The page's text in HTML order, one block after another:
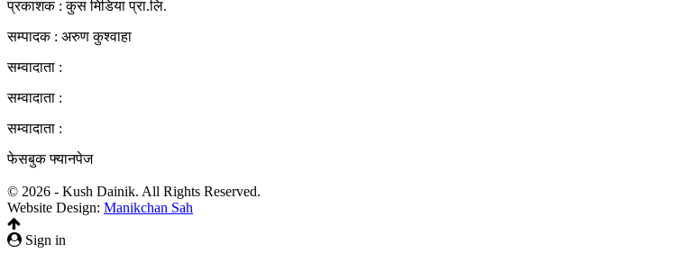
प्रकाशक : कुस मिडिया प्रा‍.लि.
सम्पादक : अरुण कुश्वाहा
सम्वादाता :
सम्वादाता :
सम्वादाता :
फेसबुक फ्यानपेज
© 2026 - Kush Dainik. All Rights Reserved.
Website Design: Manikchan Sah
Sign in